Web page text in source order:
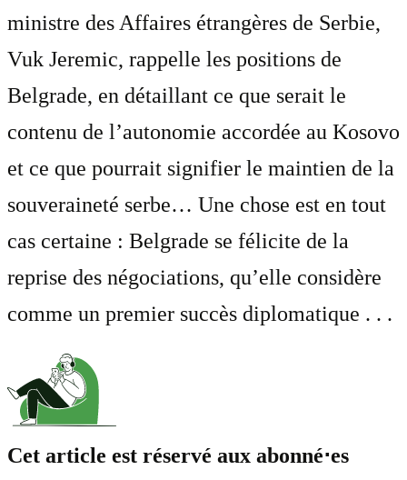
ministre des Affaires étrangères de Serbie,
Vuk Jeremic, rappelle les positions de
Belgrade, en détaillant ce que serait le
contenu de l’autonomie accordée au Kosovo
et ce que pourrait signifier le maintien de la
souveraineté serbe… Une chose est en tout
cas certaine : Belgrade se félicite de la
reprise des négociations, qu’elle considère
comme un premier succès diplomatique . . .
Cet article est réservé aux abonné⋅es